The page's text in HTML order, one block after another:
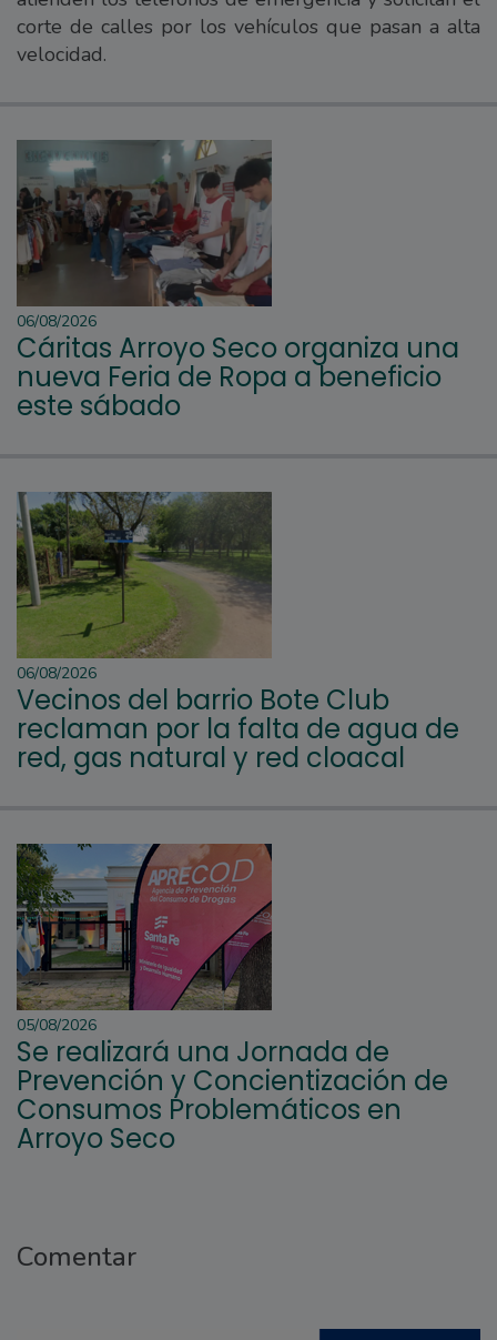
corte de calles por los vehículos que pasan a alta
velocidad.
06/08/2026
Cáritas Arroyo Seco organiza una
nueva Feria de Ropa a beneficio
este sábado
06/08/2026
Vecinos del barrio Bote Club
reclaman por la falta de agua de
red, gas natural y red cloacal
05/08/2026
Se realizará una Jornada de
Prevención y Concientización de
Consumos Problemáticos en
Arroyo Seco
Comentar